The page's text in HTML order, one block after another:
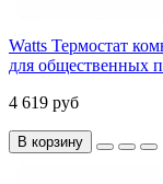
Watts Термостат
для общественных
4 619 руб
В корзину